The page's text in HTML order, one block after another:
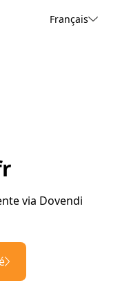
Français
via Dovendi